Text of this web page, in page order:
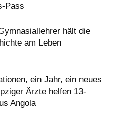
Pass
hält die
am Leben
ein Jahr, ein neues
Ärzte helfen 13-
Angola